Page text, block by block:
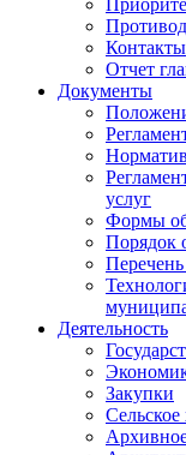
Контакты
Отчет
Документы
услуг
Формы
Порядок
Деятельность
Закупки
Сельское